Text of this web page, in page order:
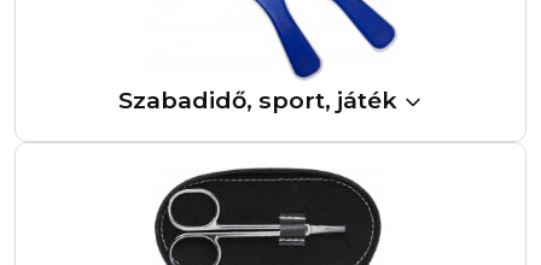
Szabadidő, sport, játék